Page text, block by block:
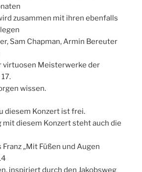
zusammen mit ihren ebenfalls
Sam Chapman, Armin Bereuter
virtuosen Meisterwerke der
wissen.
diesem Konzert ist frei.
mit diesem Konzert steht auch die
„Mit Füßen und Augen
inspiriert durch den Jakobsweg